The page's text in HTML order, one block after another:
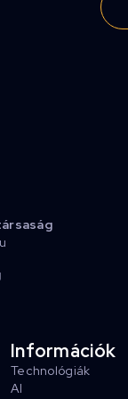
Információk
Technológiák
AI